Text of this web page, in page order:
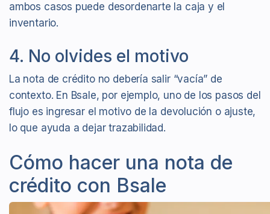
ambos casos puede desordenarte la caja y el
inventario.
4. No olvides el motivo
La nota de crédito no debería salir “vacía” de
contexto. En Bsale, por ejemplo, uno de los pasos del
flujo es ingresar el motivo de la devolución o ajuste,
lo que ayuda a dejar trazabilidad.
Cómo hacer una nota de
crédito con Bsale